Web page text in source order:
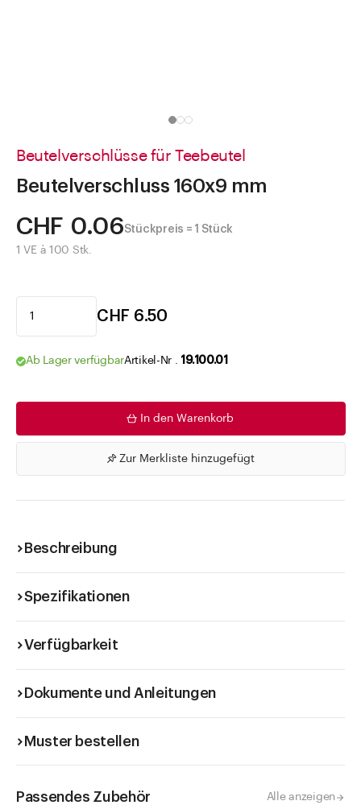
Beutelverschlüsse für Teebeutel
Beutelverschluss 160x9 mm
CHF 0.06Stückpreis = 1 Stück
1 VE à 100 Stk.
CHF 6.50
Ab Lager verfügbarArtikel-Nr . 19.100.01
In den Warenkorb
Zur Merkliste hinzugefügt
Beschreibung
Spezifikationen
Verfügbarkeit
Dokumente und Anleitungen
Muster bestellen
Passendes Zubehör Alle anzeigen